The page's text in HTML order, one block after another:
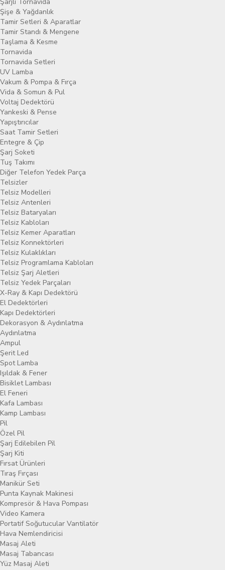
Şişe & Yağdanlık
Tamir Setleri & Aparatlar
Tamir Standı & Mengene
Taşlama & Kesme
Tornavida
Tornavida Setleri
UV Lamba
Vakum & Pompa & Fırça
Vida & Somun & Pul
Voltaj Dedektörü
Yankeski & Pense
Yapıştırıcılar
Saat Tamir Setleri
Entegre & Çip
Şarj Soketi
Tuş Takımı
Diğer Telefon Yedek Parça
Telsizler
Telsiz Modelleri
Telsiz Antenleri
Telsiz Bataryaları
Telsiz Kabloları
Telsiz Kemer Aparatları
Telsiz Konnektörleri
Telsiz Kulaklıkları
Telsiz Programlama Kabloları
Telsiz Şarj Aletleri
Telsiz Yedek Parçaları
X-Ray & Kapı Dedektörü
El Dedektörleri
Kapı Dedektörleri
Dekorasyon & Aydınlatma
Aydınlatma
Ampul
Şerit Led
Spot Lamba
Işıldak & Fener
Bisiklet Lambası
El Feneri
Kafa Lambası
Kamp Lambası
Pil
Özel Pil
Şarj Edilebilen Pil
Şarj Kiti
Fırsat Ürünleri
Tıraş Fırçası
Manikür Seti
Punta Kaynak Makinesi
Kompresör & Hava Pompası
Video Kamera
Portatif Soğutucular Vantilatör
Hava Nemlendiricisi
Masaj Aleti
Masaj Tabancası
Yüz Masaj Aleti